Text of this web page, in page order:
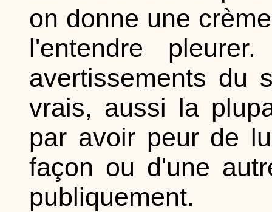
on donne une
l'entendre
avertissements du
vrais, aussi la
par avoir peur de
façon ou d'une
publiquement.